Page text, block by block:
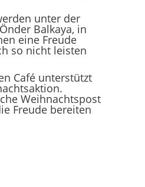
unter der
Balkaya, in
eine Freude
so nicht leisten
Café unterstützt
Weihnachtspost
Freude bereiten